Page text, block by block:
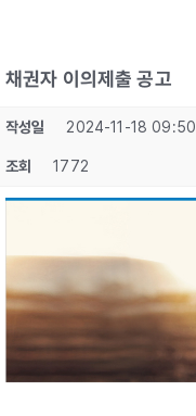
채권자 이의제출 공고
작성일 2024-11-18 09:50
조회 1772